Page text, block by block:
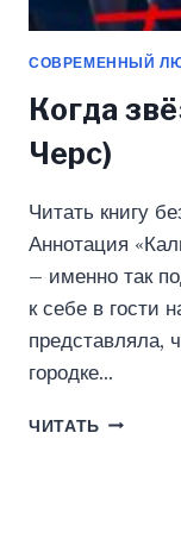
СОВРЕМЕННЫЙ
Когда
Черс)
Читать книгу
Аннотация
– именно так
к себе в гости
представляла,
городке…
ЧИТАТЬ КОГДА